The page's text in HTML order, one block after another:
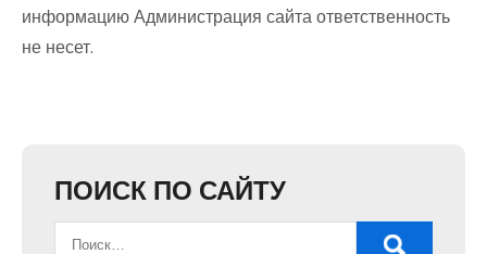
информацию Администрация сайта ответственность
не несет.
ПОИСК ПО САЙТУ